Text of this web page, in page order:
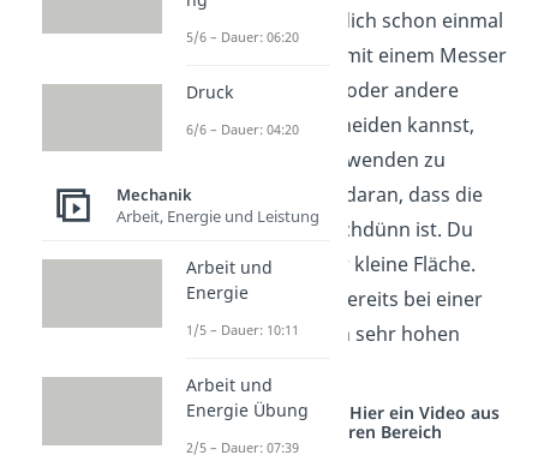
Vielleicht hast du dich schon einmal
gefragt, wieso du mit einem Messer
relativ leicht Brot (oder andere
Lebensmittel) schneiden kannst,
ohne viel Kraft aufwenden zu
müssen. Das liegt daran, dass die
Messerklinge hauchdünn ist. Du
hast also eine sehr kleine Fläche.
Damit kannst du bereits bei einer
kleinen Kraft einen sehr hohen
Studyflix vernetzt: Hier ein Video aus
einem anderen Bereich
5/6 – Dauer: 06:20
Druck
6/6 – Dauer: 04:20
Mechanik
Arbeit, Energie und Leistung
Arbeit und
Energie
1/5 – Dauer: 10:11
Arbeit und
Energie Übung
2/5 – Dauer: 07:39